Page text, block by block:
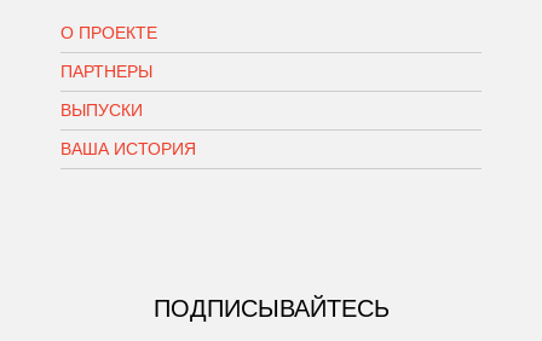
О ПРОЕКТЕ
ПАРТНЕРЫ
ВЫПУСКИ
ВАША ИСТОРИЯ
ПОДПИСЫВАЙТЕСЬ